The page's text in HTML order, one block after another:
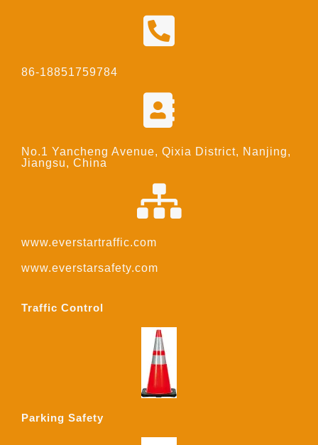
86-18851759784
No.1 Yancheng Avenue, Qixia District, Nanjing,
Jiangsu, China
www.everstartraffic.com
www.everstarsafety.com
Traffic Control
Parking Safety